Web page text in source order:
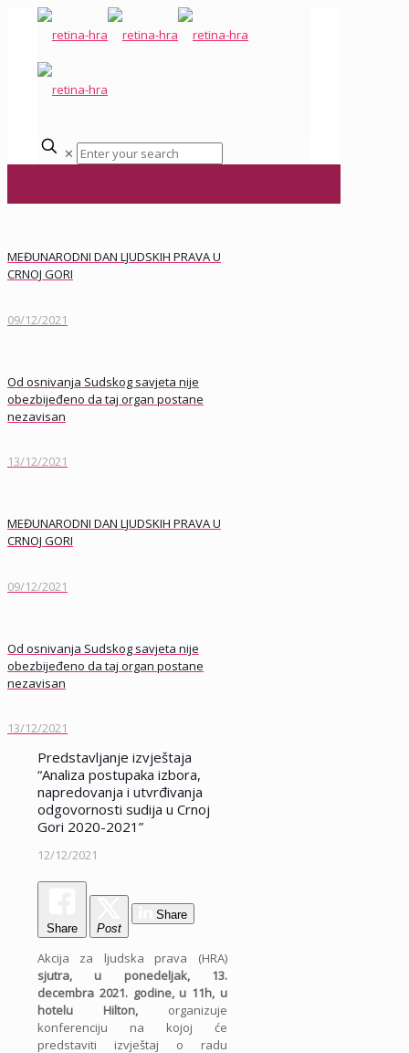
✕
MEĐUNARODNI DAN LJUDSKIH PRAVA U
CRNOJ GORI
09/12/2021
Od osnivanja Sudskog savjeta nije
obezbijeđeno da taj organ postane
nezavisan
13/12/2021
MEĐUNARODNI DAN LJUDSKIH PRAVA U
CRNOJ GORI
09/12/2021
Od osnivanja Sudskog savjeta nije
obezbijeđeno da taj organ postane
nezavisan
13/12/2021
Predstavljanje izvještaja
“Analiza postupaka izbora,
napredovanja i utvrđivanja
odgovornosti sudija u Crnoj
Gori 2020-2021”
12/12/2021
Share Post
Share
Akcija za ljudska prava (HRA)
sjutra, u ponedeljak, 13.
decembra 2021. godine, u 11h, u
hotelu Hilton, organizuje
konferenciju na kojoj će
predstaviti izvještaj o radu